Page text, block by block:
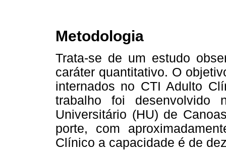
Metodologia
Trata-se de um estudo
caráter quantitativo. O
internados no CTI Adulto
trabalho foi desenvolvido
Universitário (HU) de
porte, com
Clínico a capacidade é de